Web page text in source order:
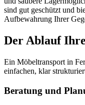
sind gut geschützt und
Aufbewahrung Ihrer
Der Ablauf
Ein Möbeltransport in
einfachen, klar
Beratung und